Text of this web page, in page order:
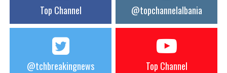
Top Channel @topchannelalbania
@tchbreakingnews Top Channel